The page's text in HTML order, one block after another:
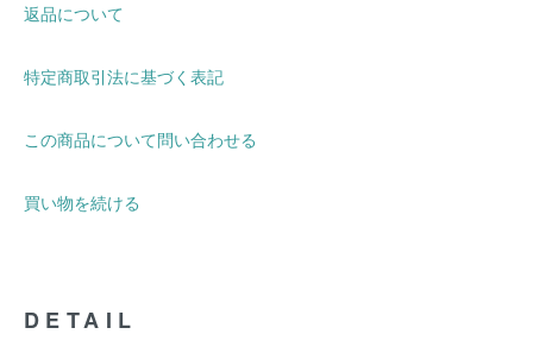
返品について
特定商取引法に基づく表記
この商品について問い合わせる
買い物を続ける
DETAIL